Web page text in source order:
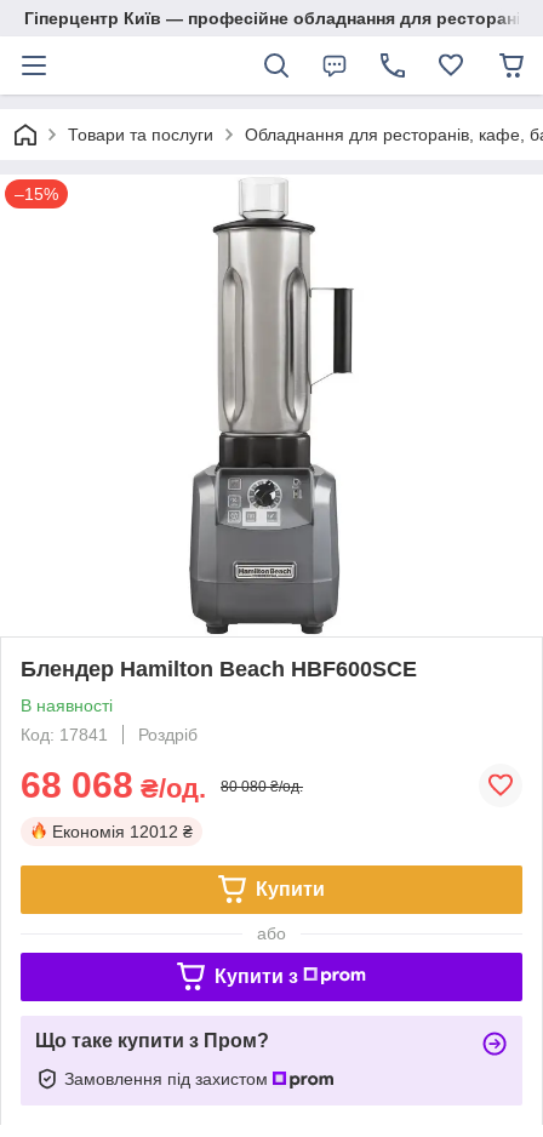
Гіперцентр Київ — професійне обладнання для ресторанів,
Товари та послуги Обладнання для ресторанів, кафе,
–15%
Блендер Hamilton Beach HBF600SCE
В наявності
Код: 17841
Роздріб
68 068 ₴/од. 80 080 ₴/од.
Економія 12012 ₴
Купити
або
Купити з
Що таке купити з Пром?
Замовлення під захистом